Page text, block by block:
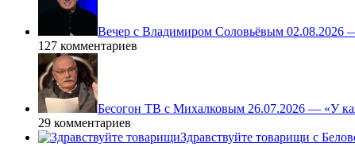
Вечер с Владимиром Соловьёвым 02.08.2026
127 комментариев
Бесогон ТВ с Михалковым 26.07.2026 — «У
29 комментариев
Здравствуйте товарищи с